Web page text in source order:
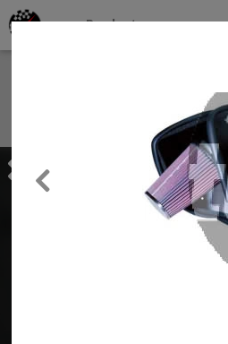
Clients
Productos por
Previous